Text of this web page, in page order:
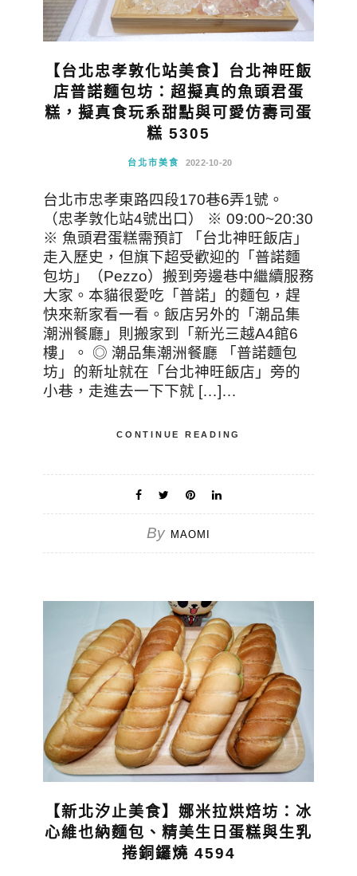
【台北忠孝敦化站美食】台北神旺飯
店普諾麵包坊：超擬真的魚頭君蛋
糕，擬真食玩系甜點與可愛仿壽司蛋
糕 5305
台北市美食 2022-10-20
台北市忠孝東路四段170巷6弄1號。
（忠孝敦化站4號出口） ※ 09:00~20:30
※ 魚頭君蛋糕需預訂 「台北神旺飯店」
走入歷史，但旗下超受歡迎的「普諾麵
包坊」（Pezzo）搬到旁邊巷中繼續服務
大家。本貓很愛吃「普諾」的麵包，趕
快來新家看一看。飯店另外的「潮品集
潮洲餐廳」則搬家到「新光三越A4館6
樓」。 ◎ 潮品集潮洲餐廳 「普諾麵包
坊」的新址就在「台北神旺飯店」旁的
小巷，走進去一下下就 […]…
CONTINUE READING
By MAOMI
【新北汐止美食】娜米拉烘焙坊：冰
心維也納麵包、精美生日蛋糕與生乳
捲銅鑼燒 4594